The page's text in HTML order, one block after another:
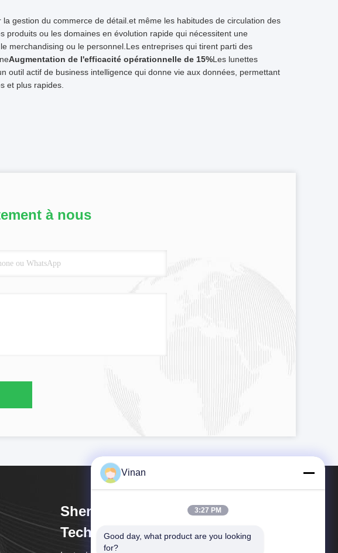
gestion du commerce de détail.et même les habitudes de circulation des
produits ou les domaines en évolution rapide qui nécessitent une
merchandising ou le personnel.Les entreprises qui tirent parti des
Augmentation de l'efficacité opérationnelle de 15%Les lunettes
outil actif de business intelligence qui donne vie aux données, permettant
et plus rapides.
à nous
Shenzhen Anpo Intelligence
Technology Co., Ltd.
Vinan
3:27 PM
Good day, what product are you looking
for?